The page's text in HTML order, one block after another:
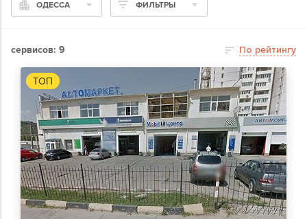
ОДЕССА ФИЛЬТРЫ
сервисов: 9 По рейтингу
ТОП